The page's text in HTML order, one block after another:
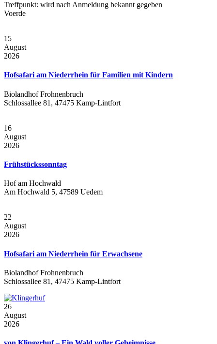
Treffpunkt: wird nach Anmeldung bekannt gegeben
Voerde
15
August
2026
Hofsafari am Niederrhein für Familien mit Kindern
Biolandhof Frohnenbruch
Schlossallee 81, 47475 Kamp-Lintfort
16
August
2026
Frühstückssonntag
Hof am Hochwald
Am Hochwald 5, 47589 Uedem
22
August
2026
Hofsafari am Niederrhein für Erwachsene
Biolandhof Frohnenbruch
Schlossallee 81, 47475 Kamp-Lintfort
26
August
2026